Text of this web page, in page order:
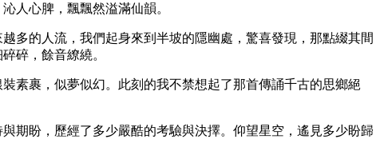
人心脾，飄飄然溢滿仙韻。
多的人流，我們起身來到半坡的隱幽處，驚喜發現，那點綴其間
碎，餘音繚繞。
素裹，似夢似幻。此刻的我不禁想起了那首傳誦千古的思鄉絕
期盼，歷經了多少嚴酷的考驗與決擇。仰望星空，遙見多少盼歸